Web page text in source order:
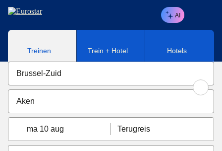
Naar hoofdinhoud
AI
Treinen Trein + Hotel Hotels
ma 10 aug Terugreis